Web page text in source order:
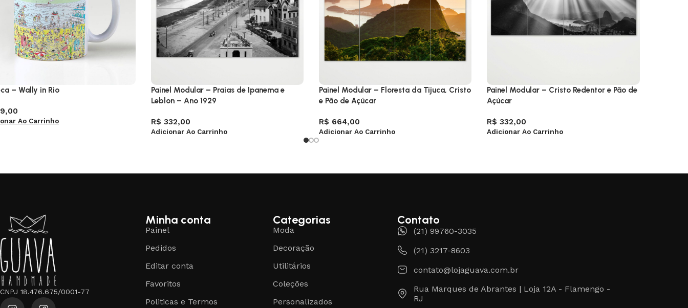
– Wally in Rio
Ao Carrinho
Painel Modular – Praias de Ipanema e
Leblon – Ano 1929
R$ 332,00
Adicionar Ao Carrinho
Painel Modular – Floresta da Tijuca, Cristo
e Pão de Açúcar
R$ 664,00
Adicionar Ao Carrinho
Painel Modular – Cristo Redentor e Pão de
Açúcar
R$ 332,00
Adicionar Ao Carrinho
CNPJ 18.476.675/0001-77
Minha conta
Painel
Pedidos
Editar conta
Favoritos
Politicas e Termos
Categorias
Moda
Decoração
Utilitários
Coleções
Personalizados
Contato
(21) 99760-3035
(21) 3217-8603
contato@lojaguava.com.br
Rua Marques de Abrantes | Loja 12A - Flamengo -
RJ